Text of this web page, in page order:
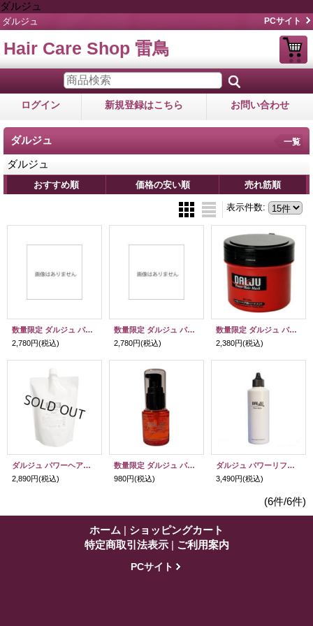
ダルジュ
ダルジュ PCサイト
Hair Care Shop 雷鳥
ログイン 新規登録はこちら お問い合わせ
ダルジュ
ダルジュ
一覧
おすすめ順 価格の安い順 売れ筋順
表示件数:
数量限定 ダルジュ パワーヘアソープ 300ml
2,780円(税込)
数量限定 ダルジュ パワーヘアソープ 600ml
2,780円(税込)
数量限定 ダルジュ パワーヘアマスク 290g
2,380円(税込)
ダルジュ パワーヘアマスク 600g
2,890円(税込)
数量限定 ダルジュ パワーリファイン 30ml
980円(税込)
ダルジュ パワーリファイン 110ml
3,490円(税込)
(6件/6件)
ホーム | ショッピングカート
特定商取引法表示 | ご利用案内
PCサイト